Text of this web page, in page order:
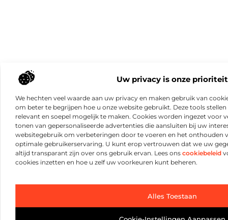
Uw privacy is onze prioriteit
We hechten veel waarde aan uw privacy en maken gebruik van
om beter te begrijpen hoe u onze website gebruikt. Deze tools
relevant en soepel mogelijk te maken. Cookies worden ingezet voor
tonen van gepersonaliseerde advertenties die aansluiten bij uw
websitegebruik om verbeteringen door te voeren en het onthouden
optimale gebruikerservaring. U kunt erop vertrouwen dat we uw
altijd transparant zijn over ons gebruik ervan. Lees ons cookiebeleid
cookies inzetten en hoe u zelf uw voorkeuren kunt beheren.
Alles Toestaan